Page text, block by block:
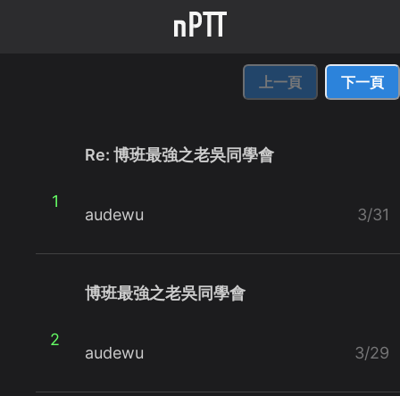
上一頁 下一頁
1
Re: 博班最強之老吳同學會
audewu 3/31
2
博班最強之老吳同學會
audewu 3/29